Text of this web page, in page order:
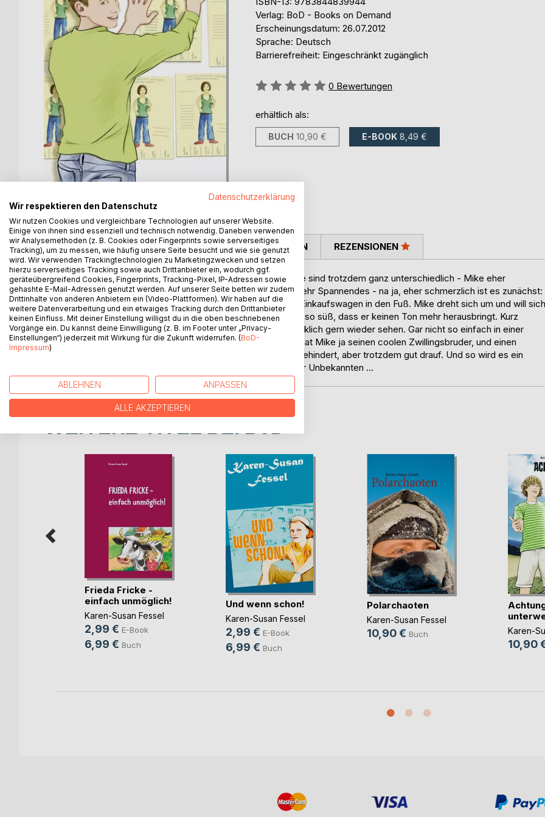
Verlag: BoD - Books on Demand
Erscheinungsdatum: 26.07.2012
Sprache: Deutsch
Barrierefreiheit: Eingeschränkt zugänglich
Bewertung::
0 Bewertungen
erhältlich als:
BUCH 10,90 € E-BOOK 8,49 €
BESCHREIBUNG
Mike und Robin sehen zwar haargenau gleich aus, aber sie sind trotzdem ganz unterschiedlich - Mike eher
schüchtern, Robin total cool. Dafür passiert Mike etwas sehr Spannendes - na ja, eher schmerzlich ist es zunächst:
Beim Einkaufen fährt ihm jemand voll von hinten mit dem Einkaufswagen in den Fuß. Mike dreht sich um und will sich
beschweren, aber das Mädchen, das da vor ihm steht, ist so süß, dass er keinen Ton mehr herausbringt. Kurz
darauf ist sie verschwunden, und Mike möchte sie schrecklich gern wieder sehen. Gar nicht so einfach in einer
Stadt mit fast vier Millionen Einwohnern! Aber zum Glück hat Mike ja seinen coolen Zwillingsbruder, und einen
kleinen Bruder haben sie auch noch - Luke. Der ist zwar behindert, aber trotzdem gut drauf. Und so wird es ein
heißer Sommer für die drei Brüder auf der Suche nach der Unbekannten …
AUTOR/IN PRESSESTIMMEN REZENSIONEN
Frieda Fricke -
einfach unmöglich!
Karen-Susan Fessel
2,99 € E-Book
6,99 € Buch
Und wenn schon!
Karen-Susan Fessel
2,99 € E-Book
6,99 € Buch
Polarchaoten
Karen-Susan Fessel
10,90 € Buch Karen-
10,90
Datenschutzerklärung
Wir respektieren den Datenschutz
Wir nutzen Cookies und vergleichbare Technologien auf unserer Website.
Einige von ihnen sind essenziell und technisch notwendig. Daneben verwenden
wir Analysemethoden (z. B. Cookies oder Fingerprints sowie serverseitiges
Tracking), um zu messen, wie häufig unsere Seite besucht und wie sie genutzt
wird. Wir verwenden Trackingtechnologien zu Marketingzwecken und setzen
hierzu serverseitiges Tracking sowie auch Drittanbieter ein, wodurch ggf.
geräteübergreifend Cookies, Fingerprints, Tracking-Pixel, IP-Adressen sowie
gehashte E-Mail-Adressen genutzt werden. Auf unserer Seite betten wir zudem
Drittinhalte von anderen Anbietern ein (Video-Plattformen). Wir haben auf die
weitere Datenverarbeitung und ein etwaiges Tracking durch den Drittanbieter
keinen Einfluss. Mit deiner Einstellung willigst du in die oben beschriebenen
Vorgänge ein. Du kannst deine Einwilligung (z. B. im Footer unter „Privacy-
Einstellungen“) jederzeit mit Wirkung für die Zukunft widerrufen. (BoD-
Impressum)
ABLEHNEN ANPASSEN
ALLE AKZEPTIEREN